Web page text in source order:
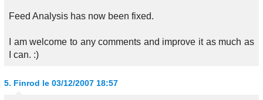
Feed Analysis has now been fixed.
I am welcome to any comments and improve it as much as
I can. :)
5. Finrod le 03/12/2007 18:57